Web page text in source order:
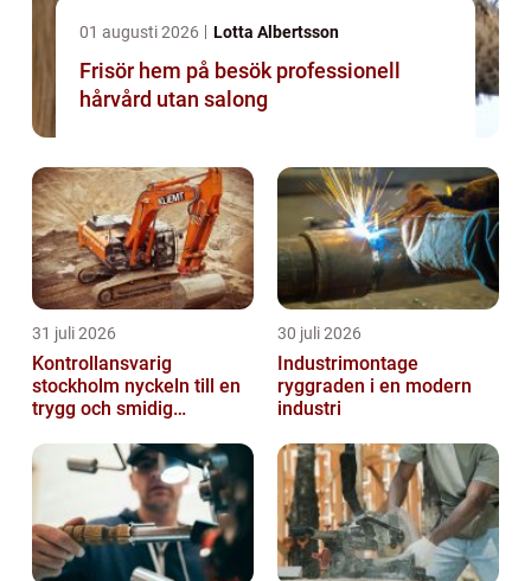
01 augusti 2026 Lotta Albertsson
Frisör hem på besök professionell
hårvård utan salong
31 juli 2026
Kontrollansvarig
stockholm nyckeln till en
trygg och smidig
30 juli 2026
Industrimontage
ryggraden i en modern
industri